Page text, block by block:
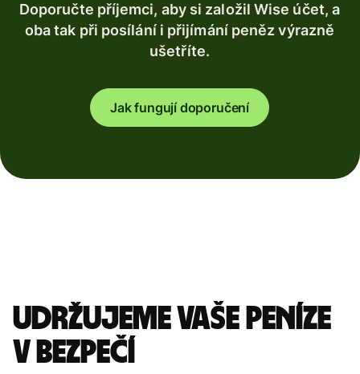
Doporučte příjemci, aby si založil Wise účet, a
oba tak při posílání i přijímání peněz výrazně
ušetříte.
Jak fungují doporučení
Udržujeme vaše peníze
v bezpečí